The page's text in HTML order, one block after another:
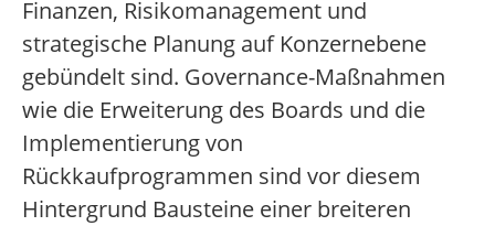
Finanzen, Risikomanagement und
strategische Planung auf Konzernebene
gebündelt sind. Governance-Maßnahmen
wie die Erweiterung des Boards und die
Implementierung von
Rückkaufprogrammen sind vor diesem
Hintergrund Bausteine einer breiteren